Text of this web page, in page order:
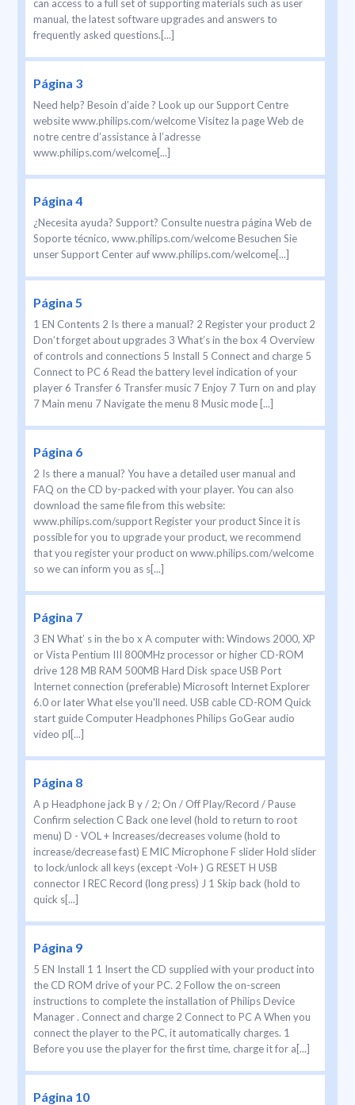
can access to a full set of supporting materials such as user
manual, the latest software upgrades and answers to
frequently asked questions.[...]
Página 3
Need help? Besoin d’aide ? Look up our Support Centre
website www.philips.com/welcome Visitez la page Web de
notre centre d’assistance à l’adresse
www.philips.com/welcome[...]
Página 4
¿Necesita ayuda? Support? Consulte nuestra página Web de
Soporte técnico, www.philips.com/welcome Besuchen Sie
unser Support Center auf www.philips.com/welcome[...]
Página 5
1 EN Contents 2 Is there a manual? 2 Register your product 2
Don’t forget about upgrades 3 What’s in the box 4 Overview
of controls and connections 5 Install 5 Connect and charge 5
Connect to PC 6 Read the battery level indication of your
player 6 Transfer 6 Transfer music 7 Enjoy 7 Turn on and play
7 Main menu 7 Navigate the menu 8 Music mode [...]
Página 6
2 Is there a manual? You have a detailed user manual and
FAQ on the CD by-packed with your player. You can also
download the same file from this website:
www.philips.com/support Register your product Since it is
possible for you to upgrade your product, we recommend
that you register your product on www.philips.com/welcome
so we can inform you as s[...]
Página 7
3 EN What’ s in the bo x A computer with: Windows 2000, XP
or Vista Pentium III 800MHz processor or higher CD-ROM
drive 128 MB RAM 500MB Hard Disk space USB Port
Internet connection (preferable) Microsoft Internet Explorer
6.0 or later What else you'll need. USB cable CD-ROM Quick
start guide Computer Headphones Philips GoGear audio
video pl[...]
Página 8
A p Headphone jack B y / 2; On / Off Play/Record / Pause
Confirm selection C Back one level (hold to return to root
menu) D - VOL + Increases/decreases volume (hold to
increase/decrease fast) E MIC Microphone F slider Hold slider
to lock/unlock all keys (except -Vol+ ) G RESET H USB
connector I REC Record (long press) J 1 Skip back (hold to
quick s[...]
Página 9
5 EN Install 1 1 Insert the CD supplied with your product into
the CD ROM drive of your PC. 2 Follow the on-screen
instructions to complete the installation of Philips Device
Manager . Connect and charge 2 Connect to PC A When you
connect the player to the PC, it automatically charges. 1
Before you use the player for the first time, charge it for a[...]
Página 10